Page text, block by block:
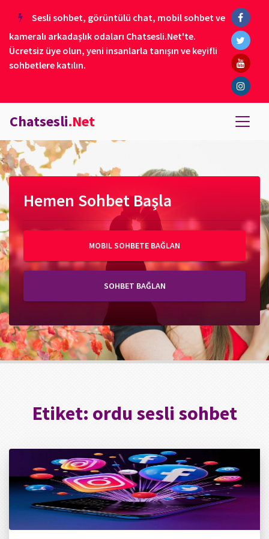
Sesli sohbet, görüntülü chat, mobil sohbet ve
kameralı arkadaşlık odaları Chatsesli.Net'te.
Ücretsiz üye olun, yeni insanlarla tanışın ve keyifli
sohbetlere katılın.
Chatsesli.Net
Hemen Sohbet Başla
MOBIL SOHBETE BAĞLAN
SOHBET BAĞLAN
Etiket: ordu sesli sohbet